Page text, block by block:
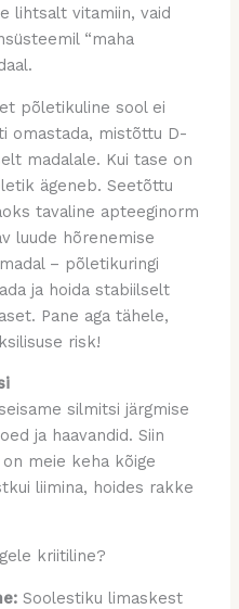
lihtsalt vitamiin, vaid
“maha
põletikuline sool ei
omastada, mistõttu D-
madalale. Kui tase on
ägeneb. Seetõttu
tavaline apteeginorm
luude hõrenemise
– põletikuringi
ja hoida stabiilselt
Pane aga tähele,
risk!
silmitsi järgmise
ja haavandid. Siin
meie keha kõige
liimina, hoides rakke
kriitiline?
Soolestiku limaskest